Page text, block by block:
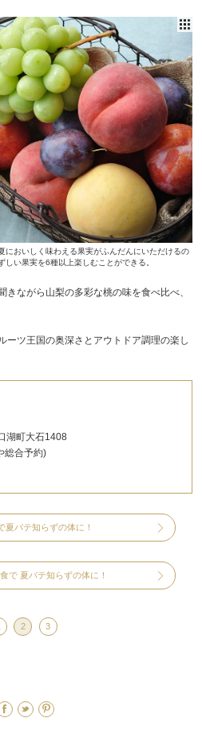
においしく味わえる果実がふんだんにいただけるの
い果実を6種以上楽しむことができる。
ながら山梨の多彩な桃の味を食べ比べ、
ツ王国の奥深さとアウトドア調理の楽し
湖町大石1408
総合予約)
夏バテ知らずの体に！
で 夏バテ知らずの体に！
2 3